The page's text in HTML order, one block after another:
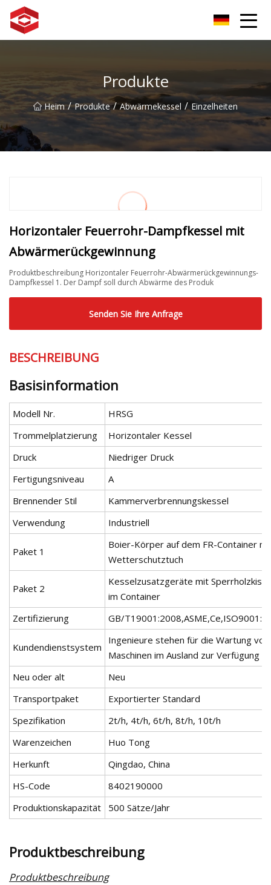
Produkte
Heim / Produkte / Abwärmekessel / Einzelheiten
Horizontaler Feuerrohr-Dampfkessel mit
Abwärmerückgewinnung
Produktbeschreibung Horizontaler Feuerrohr-Abwärmerückgewinnungs-
Dampfkessel 1. Der Dampf soll durch Abwärme des Produk
Senden Sie Ihre Anfrage
BESCHREIBUNG
Basisinformation
Modell Nr.
HRSG
Trommelplatzierung
Horizontaler Kessel
Druck
Niedriger Druck
Fertigungsniveau
A
Brennender Stil
Kammerverbrennungskessel
Verwendung
Industriell
Paket 1
Boier-Körper auf dem FR-Container
Wetterschutztuch
Paket 2
Kesselzusatzgeräte mit
im Container
Zertifizierung
GB/
Kundendienstsystem
Ingenieure stehen für die Wartung von
Maschinen im Ausland zur Verfügung
Neu oder alt
Neu
Transportpaket
Exportierter Standard
Spezifikation
2t/h, 4t/h, 6t/h, 8t/h, 10t/h
Warenzeichen
Huo Tong
Herkunft
Qingdao, China
HS-Code
8402190000
Produktionskapazität
500 Sätze/Jahr
Produktbeschreibung
Produktbeschreibung